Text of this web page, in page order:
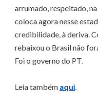
arrumado, respeitado,
coloca agora nesse
credibilidade, à deriva.
rebaixou o Brasil não
Foi o governo do PT.
Leia também aqui.